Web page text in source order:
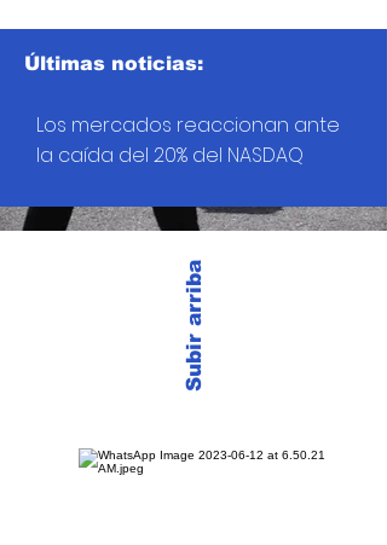
Subir arriba
Últimas noticias:
Los mercados reaccionan ante
la caída del 20% del NASDAQ